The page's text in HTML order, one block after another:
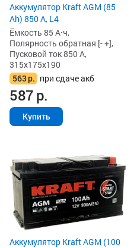
Аккумулятор Kraft AGM (85
Ah) 850 А, L4
Ёмкость 85 А·ч,
Полярность обратная [- +],
Пусковой ток 850 А,
315x175x190
563р. при сдаче акб
587р.
Купить
Аккумулятор Kraft AGM (100